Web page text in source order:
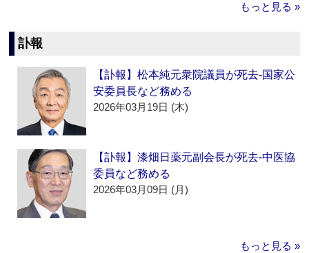
もっと見る »
訃報
【訃報】松本純元衆院議員が死去‐国家公
安委員長など務める
2026年03月19日 (木)
【訃報】漆畑日薬元副会長が死去‐中医協
委員など務める
2026年03月09日 (月)
もっと見る »